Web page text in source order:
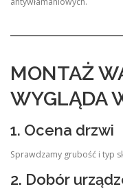
MONTAŻ
WYGLĄDA
1. Ocena drzwi
Sprawdzamy grubość i typ
2. Dobór